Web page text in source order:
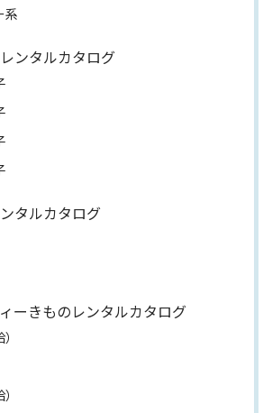
系
ンタルカタログ
タルカタログ
ーきものレンタルカタログ